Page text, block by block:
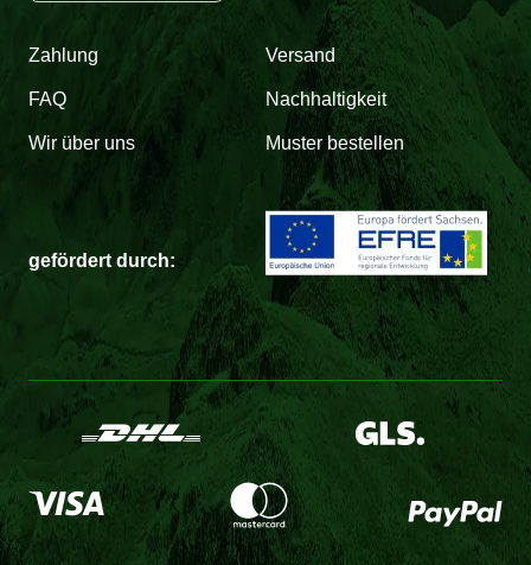
Zahlung Versand
FAQ Nachhaltigkeit
Wir über uns Muster bestellen
gefördert durch: